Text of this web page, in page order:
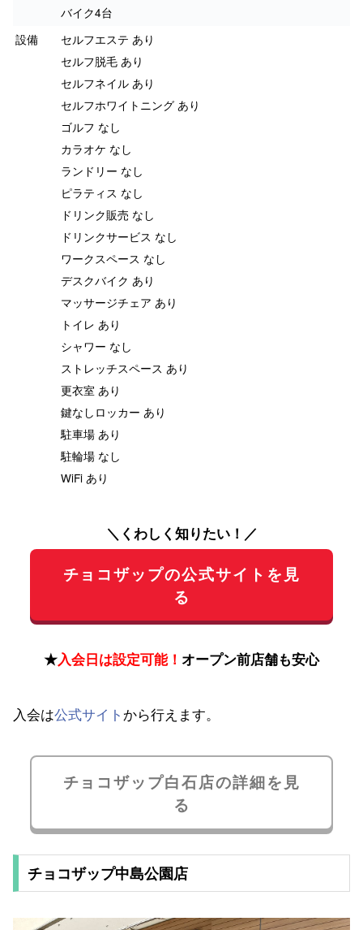
バイク4台
設備
セルフエステ あり
セルフ脱毛 あり
セルフネイル あり
セルフホワイトニング あり
ゴルフ なし
カラオケ なし
ランドリー なし
ピラティス なし
ドリンク販売 なし
ドリンクサービス なし
ワークスペース なし
デスクバイク あり
マッサージチェア あり
トイレ あり
シャワー なし
ストレッチスペース あり
更衣室 あり
鍵なしロッカー あり
駐車場 あり
駐輪場 なし
WiFi あり
＼くわしく知りたい！／
チョコザップの公式サイトを見
る
★入会日は設定可能！ オープン前店舗も安心
入会は公式サイト から行えます。
チョコザップ白石店の詳細を見
る
チョコザップ中島公園店